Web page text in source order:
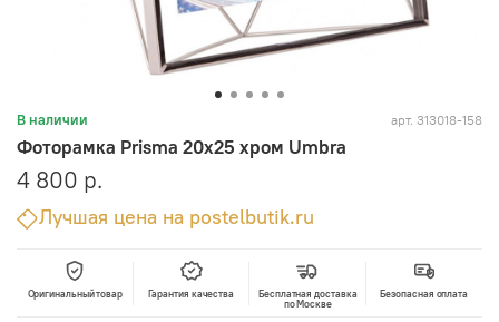
В наличии арт. 313018-158
Фоторамка Prisma 20х25 хром Umbra
4 800 р.
Лучшая цена на postelbutik.ru
Оригинальный товар Гарантия качества
Бесплатная доставка
по Москве
Безопасная оплата